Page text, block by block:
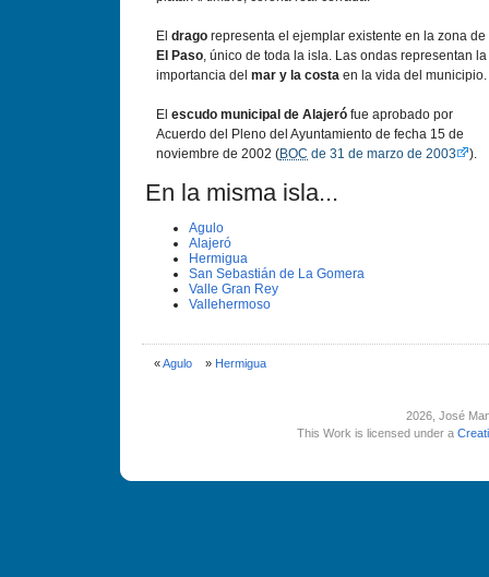
El drago representa el ejemplar existente en la zona de
El Paso, único de toda la isla. Las ondas representan la
importancia del mar y la costa en la vida del municipio.
El escudo municipal de Alajeró fue aprobado por
Acuerdo del Pleno del Ayuntamiento de fecha 15 de
noviembre de 2002 (BOC de 31 de marzo de 2003 ).
En la misma isla...
Agulo
Alajeró
Hermigua
San Sebastián de La Gomera
Valle Gran Rey
Vallehermoso
«Agulo» Hermigua
2026, José
This Work is licensed under a